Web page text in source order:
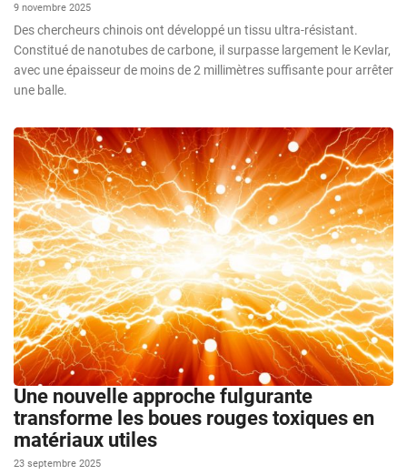
9 novembre 2025
Des chercheurs chinois ont développé un tissu ultra-résistant.
Constitué de nanotubes de carbone, il surpasse largement le Kevlar,
avec une épaisseur de moins de 2 millimètres suffisante pour arrêter
une balle.
Une nouvelle approche fulgurante
transforme les boues rouges toxiques en
matériaux utiles
23 septembre 2025